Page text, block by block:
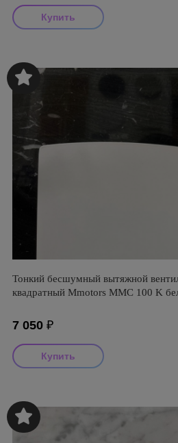
Тонкий бесшумный вытяжной
квадратный Mmotors ММC 100 K
7 050 ₽